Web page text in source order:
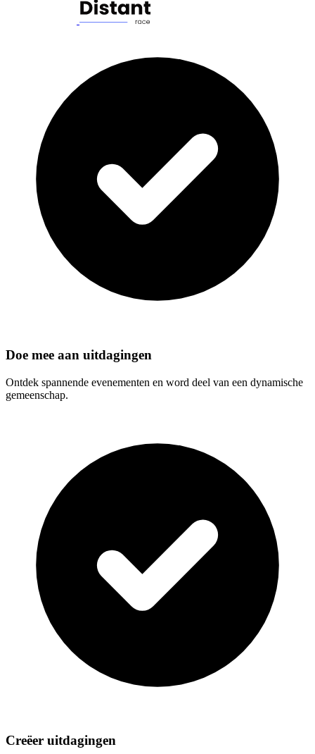
Doe mee aan uitdagingen
Ontdek spannende evenementen en word deel van een dynamische
gemeenschap.
Creëer uitdagingen